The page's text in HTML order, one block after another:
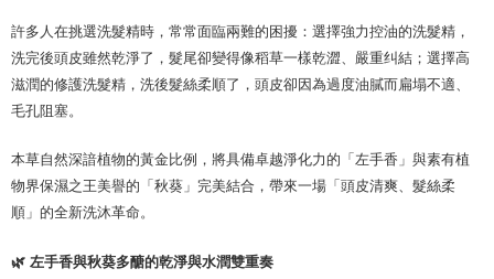
penilaian boleh diberikan.
1. Pembayaran ansuran tidak digabungkan dalam bil telekomunikasi,
"Pembayaran Ansuran Gogo" akan menghantar SMS peringatan
2. Melalui pautan SMS untuk membuka bil, anda boleh memilih untuk
membayar melalui "Kod bar kedai serbaneka / Kedai rasmi Taiwan
Mobile / Pemindahan bank / Pembayaran J街口 / iPASS MONEY" dan
saluran lain.
1. Perkhidmatan ini disediakan oleh "Taiwan Mobile Co., Ltd." untuk
許多人在挑選洗髮精時，常常面臨兩難的困擾：選擇強力控油的洗髮精，
洗完後頭皮雖然乾淨了，髮尾卻變得像稻草一樣乾澀、嚴重纠結；選擇高
滋潤的修護洗髮精，洗後髮絲柔順了，頭皮卻因為過度油膩而扁塌不適、
毛孔阻塞。
本草自然深諳植物的黃金比例，將具備卓越淨化力的「左手香」與素有植
物界保濕之王美譽的「秋葵」完美結合，帶來一場「頭皮清爽、髮絲柔
順」的全新洗沐革命。
🌿 左手香與秋葵多醣的乾淨與水潤雙重奏